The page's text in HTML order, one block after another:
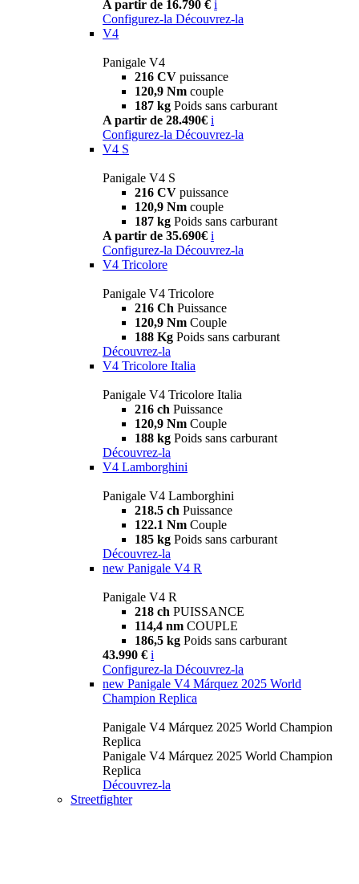
A partir de 16.790 € i
Configurez-la Découvrez-la
V4
Panigale V4
216 CV puissance
120,9 Nm couple
187 kg Poids sans carburant
A partir de 28.490€ i
Configurez-la Découvrez-la
V4 S
Panigale V4 S
216 CV puissance
120,9 Nm couple
187 kg Poids sans carburant
A partir de 35.690€ i
Configurez-la Découvrez-la
V4 Tricolore
Panigale V4 Tricolore
216 Ch Puissance
120,9 Nm Couple
188 Kg Poids sans carburant
Découvrez-la
V4 Tricolore Italia
Panigale V4 Tricolore Italia
216 ch Puissance
120,9 Nm Couple
188 kg Poids sans carburant
Découvrez-la
V4 Lamborghini
Panigale V4 Lamborghini
218.5 ch Puissance
122.1 Nm Couple
185 kg Poids sans carburant
Découvrez-la
new Panigale V4 R
Panigale V4 R
218 ch PUISSANCE
114,4 nm COUPLE
186,5 kg Poids sans carburant
43.990 € i
Configurez-la Découvrez-la
new Panigale V4 Márquez 2025 World
Champion Replica
Panigale V4 Márquez 2025 World Champion
Replica
Panigale V4 Márquez 2025 World Champion
Replica
Découvrez-la
Streetfighter